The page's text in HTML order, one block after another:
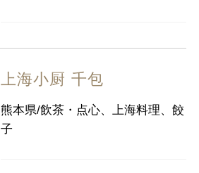
上海小厨 千包
熊本県/飲茶・点心、上海料理、餃
子